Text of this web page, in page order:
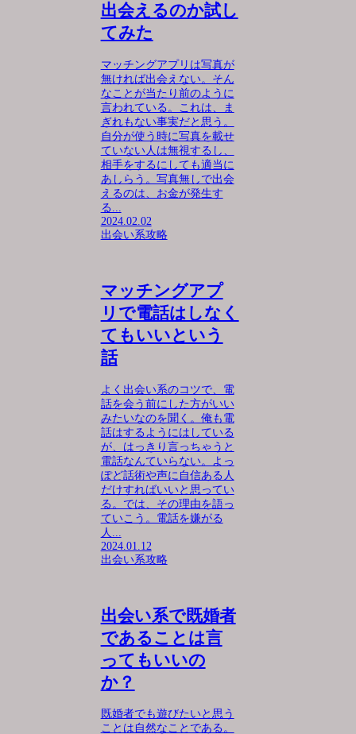
出会えるのか試し
てみた
マッチングアプリは写真が
無ければ出会えない。そん
なことが当たり前のように
言われている。これは、ま
ぎれもない事実だと思う。
自分が使う時に写真を載せ
ていない人は無視するし、
相手をするにしても適当に
あしらう。写真無しで出会
えるのは、お金が発生す
る...
2024.02.02
出会い系攻略
マッチングアプ
リで電話はしなく
てもいいという
話
よく出会い系のコツで、電
話を会う前にした方がいい
みたいなのを聞く。俺も電
話はするようにはしている
が、はっきり言っちゃうと
電話なんていらない。よっ
ぽど話術や声に自信ある人
だけすればいいと思ってい
る。では、その理由を語っ
ていこう。電話を嫌がる
人...
2024.01.12
出会い系攻略
出会い系で既婚者
であることは言
ってもいいの
か？
既婚者でも遊びたいと思う
ことは自然なことである。